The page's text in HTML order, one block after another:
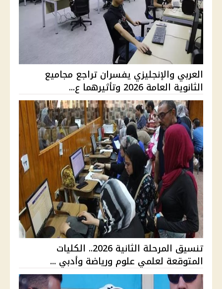
العربي والإنجليزي يفسران تراجع مجاميع
الثانوية العامة 2026 وتأثيرهما ع...
تنسيق المرحلة الثانية 2026.. الكليات
المتوقعة لعلمي علوم ورياضة وأدبي ...